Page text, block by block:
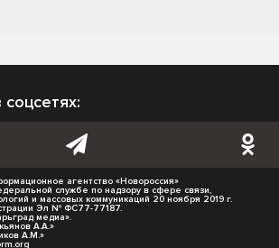
агентство «Новороссия»
службе по надзору в сфере связи,
и массовых коммуникаций 20 ноября 2019 г.
Эл № ФС77-77187.
медиа».
А.А.»
А.М.»